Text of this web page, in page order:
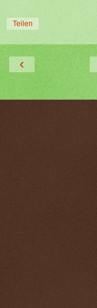
Teilen
‹